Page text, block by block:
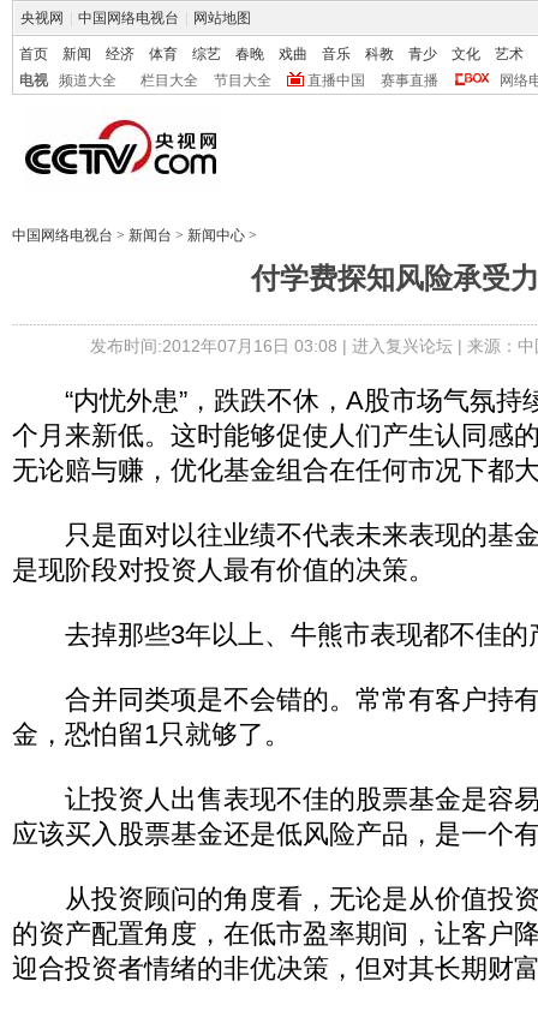
央视网 中国网络电视台 网站地图
首页 新闻 经济 体育 综艺 春晚 戏曲 音乐 科教 青少 文化
艺术
电视
频道大全 栏目大全 节目大全 直播中国 赛事直播 网络
中国网络电视台 > 新闻台 > 新闻中心 >
付学费探知风险承受力
发布时间:2012年07月16日 03:08 | 进入复兴论坛| 来源：
“内忧外患”，跌跌不休，A股市场气氛持
个月来新低。这时能够促使人们产生认同感
无论赔与赚，优化基金组合在任何市况下都
只是面对以往业绩不代表未来表现的基
是现阶段对投资人最有价值的决策。
去掉那些3年以上、牛熊市表现都不佳的
合并同类项是不会错的。常常有客户持
金，恐怕留1只就够了。
让投资人出售表现不佳的股票基金是容
应该买入股票基金还是低风险产品，是一个
从投资顾问的角度看，无论是从价值投
的资产配置角度，在低市盈率期间，让客户
迎合投资者情绪的非优决策，但对其长期财